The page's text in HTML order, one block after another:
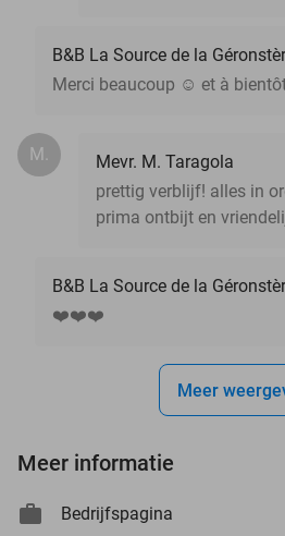
B&B La Source de la
Merci beaucoup ☺️ et à
M.
Mevr. M. Taragola
prettig verblijf! alles in
prima ontbijt en
B&B La Source de la
❤️❤️❤️
Meer
Meer informatie
Bedrijfspagina